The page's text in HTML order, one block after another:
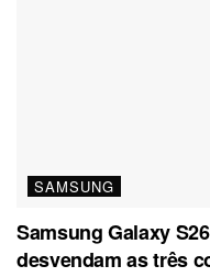
SAMSUNG
Samsung Galaxy
desvendam as três